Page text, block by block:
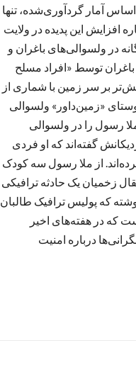
اساس آمار گردآوری‌شده، تنها
درباره افزایش این پدیده در ولایت
در ولسوالی‌های باغران و
ولسوالی باغران توسط «افراد مسلح
بر سر زمین با شماری از
«زمین‌داور» ولسوالی
رسول را در ولسوالی
گفته‌اند که او فردی
از ملا رسول سه کودک
زخمیان یک حادثه ترافیکی
که پولیس ترافیک طالبان
که در هفته‌های اخیر
درباره امنیت